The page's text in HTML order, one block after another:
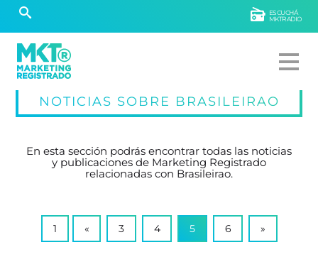
ESCUCHÁ
MKTRADIO
NOTICIAS SOBRE BRASILEIRAO
En esta sección podrás encontrar todas las noticias
y publicaciones de Marketing Registrado
relacionadas con Brasileirao.
1 « 3 4 5 6 »